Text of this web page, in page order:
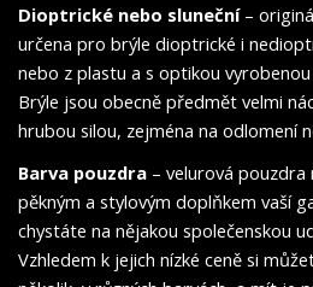
Dioptrické nebo sluneční–
určena pro brýle dioptrické i
nebo z plastu a s optikou
Brýle jsou obecně předmět velmi
hrubou silou, zejména na odlomení
Barva pouzdra – velurová
pěkným a stylovým doplňkem vaší
chystáte na nějakou společenskou
Vzhledem k jejich nízké ceně si